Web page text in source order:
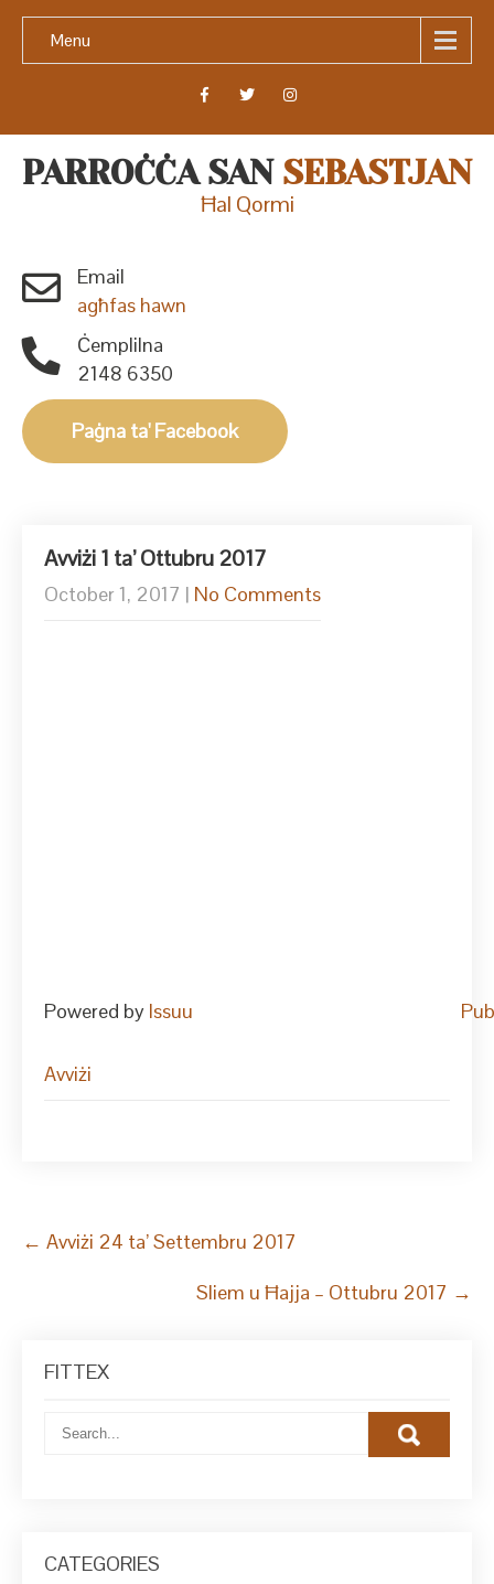
Menu
PARROĊĊA SAN SEBASTJAN
Ħal Qormi
Email
agħfas hawn
Ċemplilna
2148 6350
Paġna ta' Facebook
Avviżi 1 ta’ Ottubru 2017
October 1, 2017 | No Comments
Powered by Issuu
Avviżi
Post
navigation
← Avviżi 24 ta’ Settembru 2017
Sliem u Ħajja – Ottubru 2017 →
FITTEX
CATEGORIES